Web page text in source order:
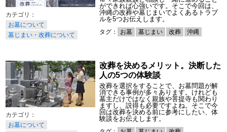
お墓について
墓じまい・改葬について
ができれば心強いです。そこで今回は、
沖縄の改葬や墓じまいでよくあるトラブ
ルを5つお伝えします。
タグ： お墓 墓じまい 改葬 沖縄
お墓について
改葬を決めるメリット。決断した
人の5つの体験談
改葬を選択をすることで、お墓問題が解
消できる事例が多々あります。けれども
墓主だけではなく親族や菩提寺も関わり
ますし、説得も必要ですよね。そこで今
回は改葬を決める前に参考にしたい、体
験談をお伝えします。